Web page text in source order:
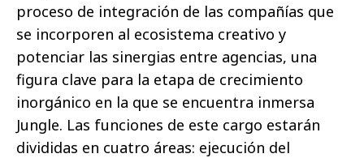
proceso de integración de las compañías que
se incorporen al ecosistema creativo y
potenciar las sinergias entre agencias, una
figura clave para la etapa de crecimiento
inorgánico en la que se encuentra inmersa
Jungle. Las funciones de este cargo estarán
divididas en cuatro áreas: ejecución del